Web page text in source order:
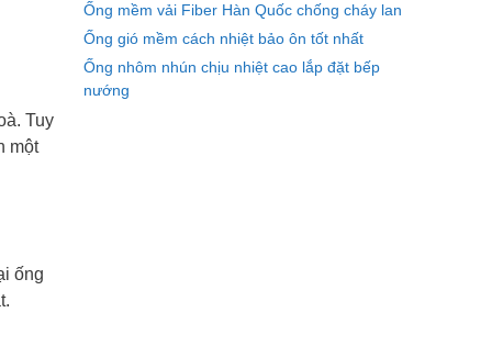
Tuy
một
ống
Ống mềm vải Fiber Hàn Quốc chống cháy lan
Ống gió mềm cách nhiệt bảo ôn tốt nhất
Ống nhôm nhún chịu nhiệt cao lắp đặt bếp
nướng